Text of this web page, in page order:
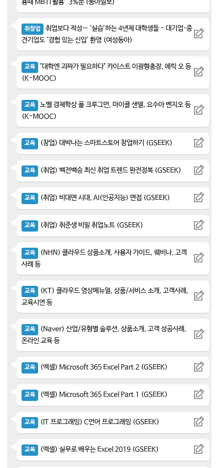
용때 MBTI 활용” 3%뿐 (동아일보)
취창업
취업보다 적성… ‘실습’하는 4년제 대학생들 - 대기업·중
견기업도 ‘경험 있는 신입’ 환영 (여성동아)
교육
"대학엔 괴짜가 필요하다" 카이스트 이광형총장, 에릭 오 등
(K-MOOC)
교육
노벨 경제학상 폴 크루그먼, 마이클 샌델, 요수아 벤지오 등
(K-MOOC)
교육 (창업) 대박나는 스마트스토어 창업하기 (GSEEK)
교육 (취업) 백전백승 최신 취업 트렌드 완전정복 (GSEEK)
교육 (취업) 비대면 시대, AI(인공지능) 면접 (GSEEK)
교육 (취업) 취준생 비밀 취업노트 (GSEEK)
교육
(NHN) 클라우드 상품소개, 사용자 가이드, 웨비나, 고객
사례 등
교육
(KT) 클라우드 영상메뉴얼, 상품/서비스 소개, 고객사례,
교육시연 등
교육
(Naver) 산업/유형별 솔루션, 상품소개, 고객 성공사례,
온라인 교육 등
교육 (엑셀) Microsoft 365 Excel Part.2 (GSEEK)
교육 (엑셀) Microsoft 365 Excel Part.1 (GSEEK)
교육 (IT 프로그래밍) C언어 프로그래밍 (GSEEK)
교육 (엑셀) 실무로 배우는 Excel 2019 (GSEEK)